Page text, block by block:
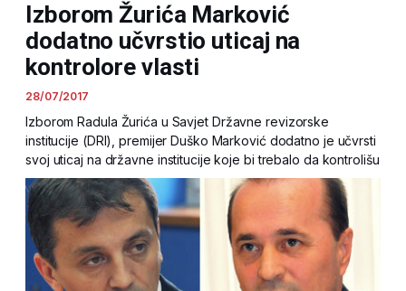
Izborom Žurića Marković
dodatno učvrstio uticaj na
kontrolore vlasti
28/07/2017
Izborom Radula Žurića u Savjet Državne revizorske
institucije (DRI), premijer Duško Marković dodatno je učvrsti
svoj uticaj na državne institucije koje bi trebalo da kontrolišu